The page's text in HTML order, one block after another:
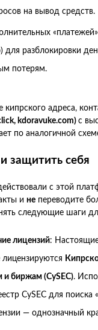
на вывод средств.
для разблокировки
потерям.
кипрского адреса,
kdoravuke.com) с
по аналогичной
защитить себя
с этой
и не переводите
следующие шаги
лицензий:
биржам (CySEC).
CySEC для поиска
— однозначный